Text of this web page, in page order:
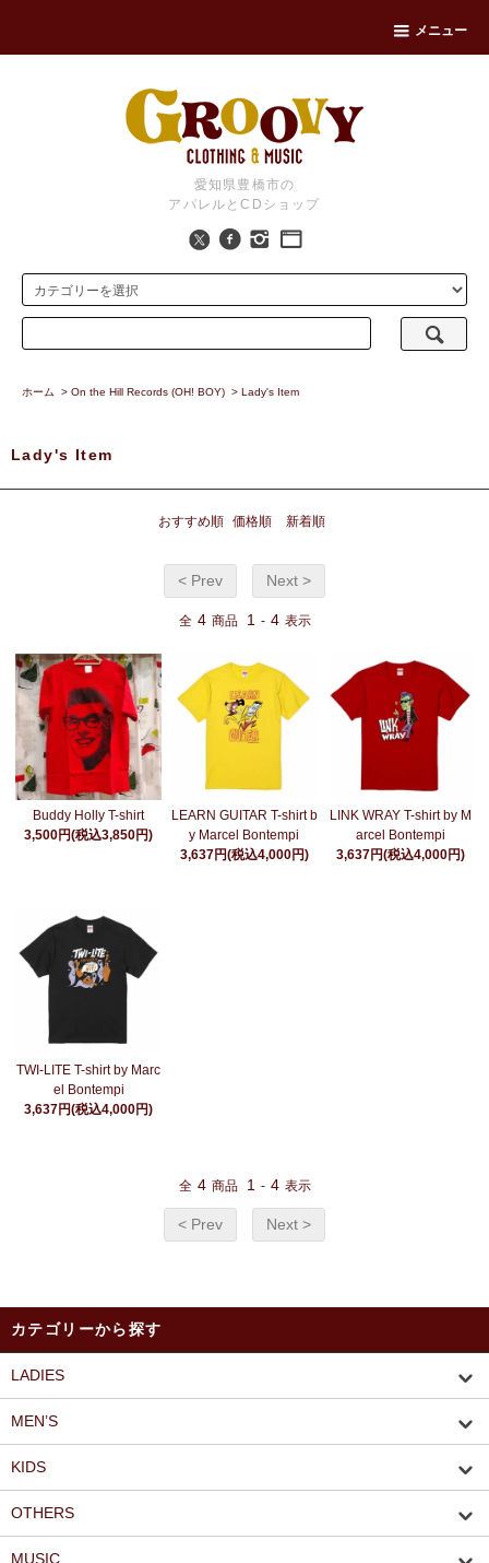
メニュー
愛知県豊橋市の
アパレルとCDショップ
ホーム > On the Hill Records (OH! BOY) > Lady's Item
Lady's Item
おすすめ順 価格順 新着順
< Prev Next >
全 4 商品 1 - 4 表示
Buddy Holly T-shirt
3,500円(税込3,850円)
LEARN GUITAR T-shirt b
y Marcel Bontempi
3,637円(税込4,000円)
LINK WRAY T-shirt by M
arcel Bontempi
3,637円(税込4,000円)
TWI-LITE T-shirt by Marc
el Bontempi
3,637円(税込4,000円)
全 4 商品 1 - 4 表示
< Prev Next >
カテゴリーから探す
LADIES
MEN’S
KIDS
OTHERS
MUSIC